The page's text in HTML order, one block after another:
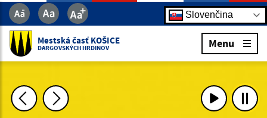
Slovenčina
Mestská časť KOŠICE
DARGOVSKÝCH HRDINOV Menu